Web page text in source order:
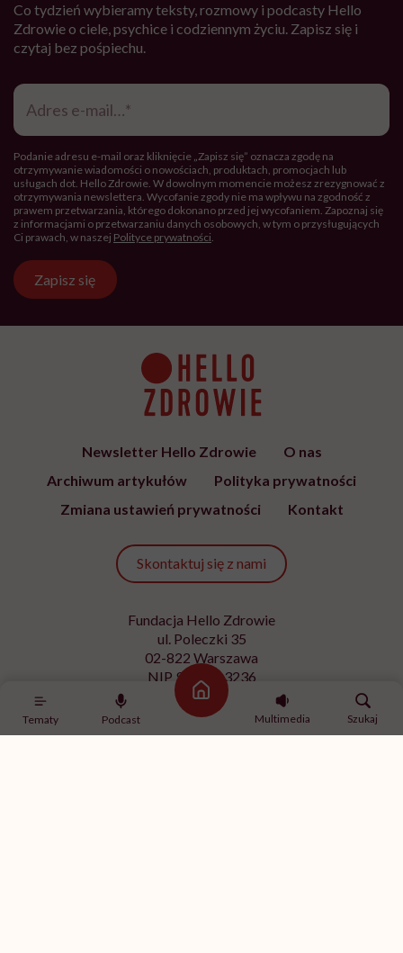
Tematy Podcast
Strona główna
Multimedia
Szukaj
Co tydzień wybieramy teksty, rozmowy i podcasty Hello
Zdrowie o ciele, psychice i codziennym życiu. Zapisz się i
czytaj bez pośpiechu.
Adres
mail*
Podanie adresu e-mail oraz kliknięcie „Zapisz się” oznacza zgodę na
otrzymywanie wiadomości o nowościach, produktach, promocjach lub
usługach dot. Hello Zdrowie. W dowolnym momencie możesz zrezygnować z
otrzymywania newslettera. Wycofanie zgody nie ma wpływu na zgodność z
prawem przetwarzania, którego dokonano przed jej wycofaniem. Zapoznaj się
z informacjami o przetwarzaniu danych osobowych, w tym o przysługujących
Ci prawach, w naszej Polityce prywatności.
Zapisz się
Newsletter Hello Zdrowie
O nas
Archiwum artykułów
Polityka prywatności
Zmiana ustawień prywatności
Kontakt
Skontaktuj się z nami
Fundacja Hello Zdrowie
ul. Poleczki 35
02-822 Warszawa
NIP 9512613236
Kontakt z redakcją
redakcja@hellozdrowie.pl